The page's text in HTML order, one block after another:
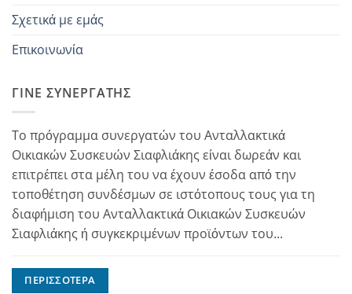
Σχετικά με εμάς
Επικοινωνία
ΓΊΝΕ ΣΥΝΕΡΓΆΤΗΣ
Το πρόγραμμα συνεργατών του Ανταλλακτικά
Οικιακών Συσκευών Σιαφλιάκης είναι δωρεάν και
επιτρέπει στα μέλη του να έχουν έσοδα από την
τοποθέτηση συνδέσμων σε ιστότοπους τους για τη
διαφήμιση του Ανταλλακτικά Οικιακών Συσκευών
Σιαφλιάκης ή συγκεκριμένων προϊόντων του...
ΠΕΡΙΣΣΌΤΕΡΑ